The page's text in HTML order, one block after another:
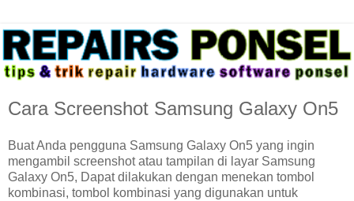
Cara Screenshot Samsung Galaxy On5
Buat Anda pengguna Samsung Galaxy On5 yang ingin
mengambil screenshot atau tampilan di layar Samsung
Galaxy On5, Dapat dilakukan dengan menekan tombol
kombinasi, tombol kombinasi yang digunakan untuk